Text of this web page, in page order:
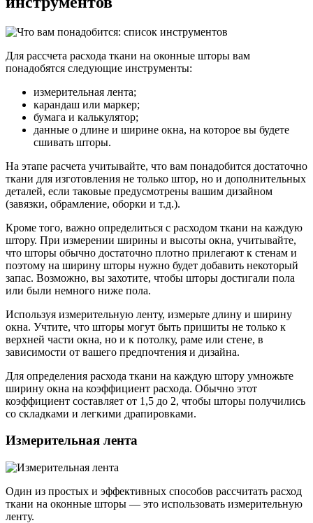
Для рассчета расхода ткани на оконные шторы вам
понадобятся следующие инструменты:
измерительная лента;
карандаш или маркер;
бумага и калькулятор;
данные о длине и ширине окна, на которое вы будете
сшивать шторы.
На этапе расчета учитывайте, что вам понадобится достаточно
ткани для изготовления не только штор, но и дополнительных
деталей, если таковые предусмотрены вашим дизайном
(завязки, обрамление, оборки и т.д.).
Кроме того, важно определиться с расходом ткани на каждую
штору. При измерении ширины и высоты окна, учитывайте,
что шторы обычно достаточно плотно прилегают к стенам и
поэтому на ширину шторы нужно будет добавить некоторый
запас. Возможно, вы захотите, чтобы шторы достигали пола
или были немного ниже пола.
Используя измерительную ленту, измерьте длину и ширину
окна. Учтите, что шторы могут быть пришиты не только к
верхней части окна, но и к потолку, раме или стене, в
зависимости от вашего предпочтения и дизайна.
Для определения расхода ткани на каждую штору умножьте
ширину окна на коэффициент расхода. Обычно этот
коэффициент составляет от 1,5 до 2, чтобы шторы получились
со складками и легкими драпировками.
Измерительная лента
Один из простых и эффективных способов рассчитать расход
ткани на оконные шторы — это использовать измерительную
ленту.